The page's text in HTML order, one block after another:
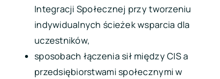
Integracji Społecznej przy tworzeniu
indywidualnych ścieżek wsparcia dla
uczestników,
sposobach łączenia sił między CIS a
przedsiębiorstwami społecznymi w